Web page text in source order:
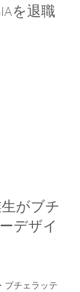
を退職
がブチ
デザイ
ブチェラッテ